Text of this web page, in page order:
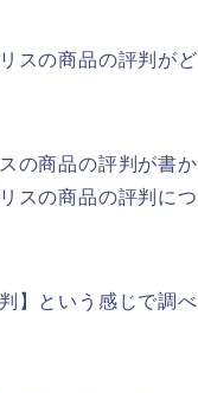
スの商品の評判がど
の商品の評判が書か
スの商品の評判につ
】という感じで調べ